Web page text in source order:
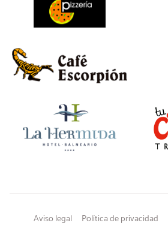
Aviso legal Política de privacidad